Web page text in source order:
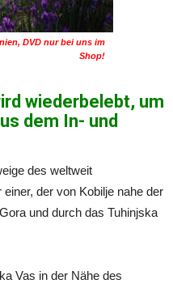
DVD nur bei uns im
Shop!
wiederbelebt, um
dem In- und
des weltweit
der von Kobilje nahe der
und durch das Tuhinjska
Vas in der Nähe des